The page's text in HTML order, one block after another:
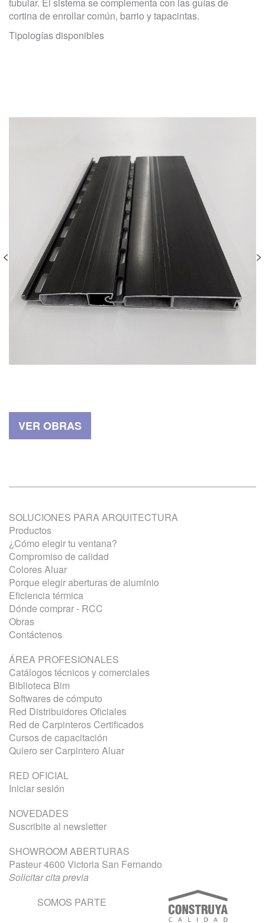
cortina de enrollar común, barrio y tapacintas.
Tipologías disponibles
VER OBRAS
SOLUCIONES PARA ARQUITECTURA
Productos
¿Cómo elegir tu ventana?
Compromiso de calidad
Colores Aluar
Porque elegir aberturas de aluminio
Eficiencia térmica
Dónde comprar - RCC
Obras
Contáctenos
ÁREA PROFESIONALES
Catálogos técnicos y comerciales
Biblioteca Bim
Softwares de cómputo
Red Distribuidores Oficiales
Red de Carpinteros Certificados
Cursos de capacitación
Quiero ser Carpintero Aluar
RED OFICIAL
Iniciar sesión
NOVEDADES
Suscribite al newsletter
SHOWROOM ABERTURAS
Pasteur 4600 Victoria San Fernando
Solicitar cita previa
SOMOS PARTE